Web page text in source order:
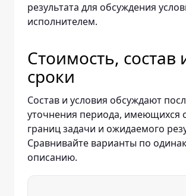
результата для обсуждения
исполнителем.
Стоимость, состав
сроки
Состав и условия обсуждают
уточнения периода, имеющихся
границ задачи и ожидаемого
Сравнивайте варианты по
описанию.